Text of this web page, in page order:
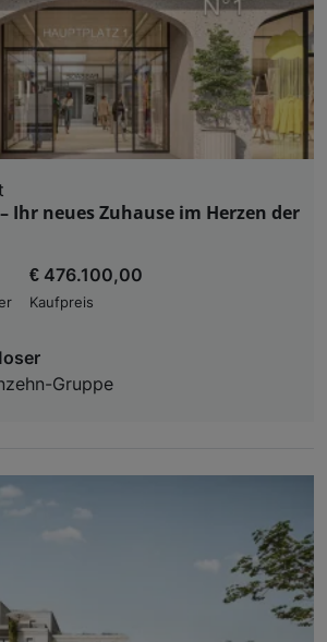
Ihr neues Zuhause im Herzen der
€ 476.100,00
Kaufpreis
Gruppe